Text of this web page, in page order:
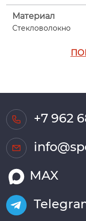
Материал
Стекловолокно
+7 962
MAX